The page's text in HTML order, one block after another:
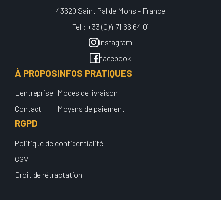
43620 Saint Pal de Mons - France
Tel : +33 (0)4 71 66 64 01
instagram
facebook
À PROPOS
L'entreprise
Contact
INFOS PRATIQUES
Modes de livraison
Moyens de paiement
RGPD
Politique de confidentialité
CGV
Droit de rétractation